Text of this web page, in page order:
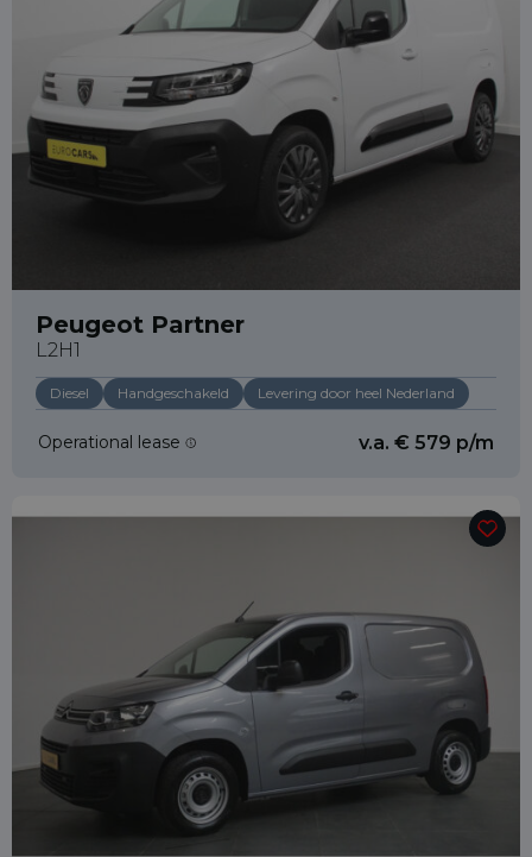
Peugeot Partner
L2H1
Diesel Handgeschakeld Levering door heel Nederland
Operational lease v.a. € 579 p/m